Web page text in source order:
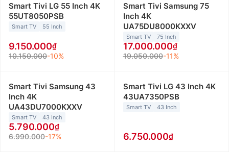
Smart Tivi LG 55 Inch 4K
55UT8050PSB
Smart TV 55 Inch
9.150.000
10.150.000-10%
Smart Tivi Samsung 75
Inch 4K
UA75DU8000KXXV
Smart TV 75 Inch
17.000.000
19.050.000-11%
Smart Tivi Samsung 43
Inch 4K
UA43DU7000KXXV
Smart TV 43 Inch
5.790.000
6.990.000-17%
Smart Tivi LG 43 Inch 4K
43UA7350PSB
Smart TV 43 Inch
6.750.000